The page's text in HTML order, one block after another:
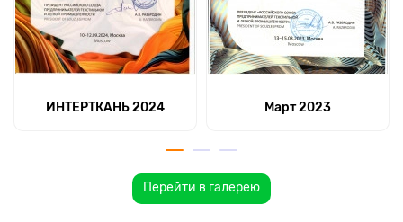
ИНТЕРТКАНЬ 2024 Март 2023
Перейти в галерею